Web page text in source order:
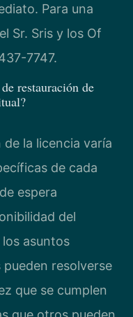
Para una
Sr. Sris y los Of
7747.
restauración de
la licencia varía
de cada
espera
del
asuntos
resolverse
que se cumplen